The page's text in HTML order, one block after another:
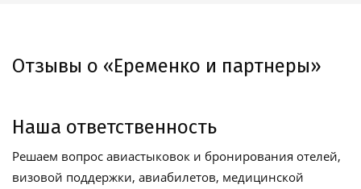
Отзывы о «Еременко и партнеры»
Наша ответственность
Решаем вопрос авиастыковок и бронирования отелей,
визовой поддержки, авиабилетов, медицинской